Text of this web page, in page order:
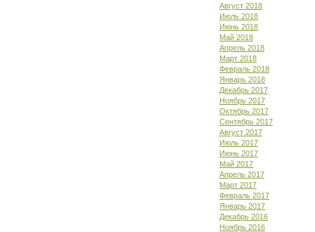
Август 2018
Июль 2018
Июнь 2018
Май 2018
Апрель 2018
Март 2018
Февраль 2018
Январь 2018
Декабрь 2017
Ноябрь 2017
Октябрь 2017
Сентябрь 2017
Август 2017
Июль 2017
Июнь 2017
Май 2017
Апрель 2017
Март 2017
Февраль 2017
Январь 2017
Декабрь 2016
Ноябрь 2016